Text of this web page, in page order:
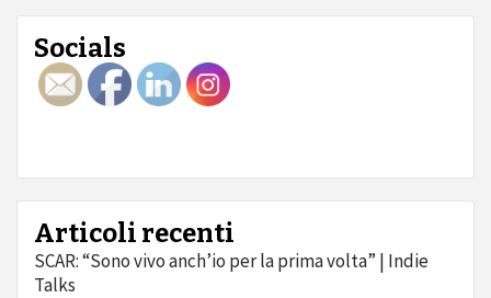
Socials
Articoli recenti
SCAR: “Sono vivo anch’io per la prima volta” | Indie
Talks